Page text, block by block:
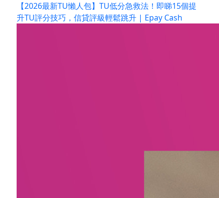
【2026最新TU懶人包】TU低分急救法！即睇15個提
升TU評分技巧，信貸評級輕鬆跳升 | Epay Cash